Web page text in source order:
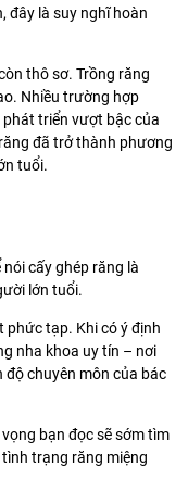
đây là suy nghĩ hoàn
thô sơ. Trồng răng
Nhiều trường hợp
triển vượt bậc của
đã trở thành phương
tuổi.
cấy ghép răng là
lớn tuổi.
phức tạp. Khi có ý định
nha khoa uy tín – nơi
độ chuyên môn của bác
bạn đọc sẽ sớm tìm
trạng răng miệng